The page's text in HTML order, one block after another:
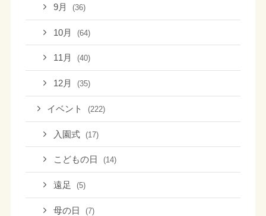
9月 (36)
10月 (64)
11月 (40)
12月 (35)
イベント (222)
入園式 (17)
こどもの日 (14)
遠足 (5)
母の日 (7)